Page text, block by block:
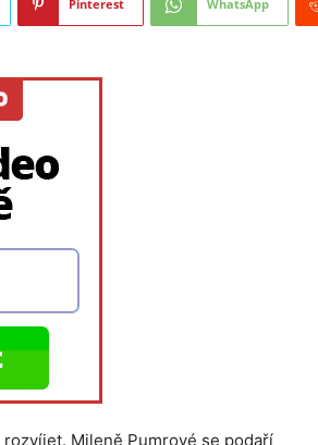
Pinterest WhatsApp
Mileně Pumrové se podaří